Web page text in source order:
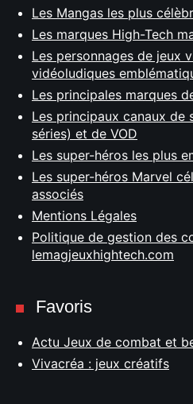
Les Mangas les plus
Les marques High-Tech
Les personnages de jeux
vidéoludiques
Les principales marques
Les principaux canaux de
séries) et de VOD
Les super-héros les plus
Les super-héros Marvel
associés
Mentions Légales
Politique de gestion des
lemagjeuxhightech.com
Favoris
Actu Jeux de combat et
Vivacréa : jeux créatifs